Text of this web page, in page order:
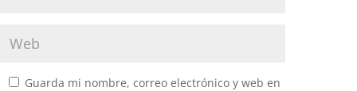
Guarda mi nombre, correo electrónico y web en